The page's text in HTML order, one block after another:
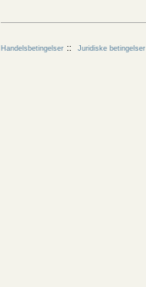
Handelsbetingelser Juridiske betingelser